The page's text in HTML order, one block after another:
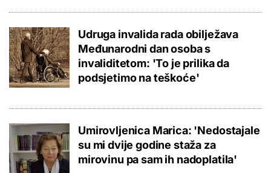
Udruga invalida rada obilježava
Međunarodni dan osoba s
invaliditetom: 'To je prilika da
podsjetimo na teškoće'
Umirovljenica Marica: 'Nedostajale
su mi dvije godine staža za
mirovinu pa sam ih nadoplatila'